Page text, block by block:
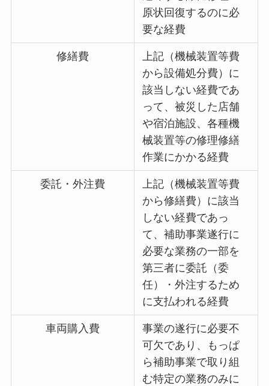
原状回復するのに必
要な経費
修繕費
上記（機械装置等費
から設備処分費）に
該当しない経費であ
って、被災した店舗
や宿泊施設、各種機
械装置等の修理修繕
作業にかかる経費
委託・外注費
上記（機械装置等費
から修繕費）に該当
しない経費であっ
て、補助事業遂行に
必要な業務の一部を
第三者に委託（委
任）・外注するため
に支払われる経費
車両購入費
事業の遂行に必要不
可欠であり、もっぱ
ら補助事業で取り組
む特定の業務のみに